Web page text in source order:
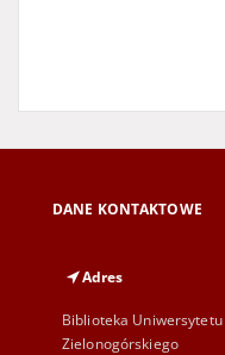
DANE KONTAKTOWE
Adres
Biblioteka Uniwersytetu
Zielonogórskiego